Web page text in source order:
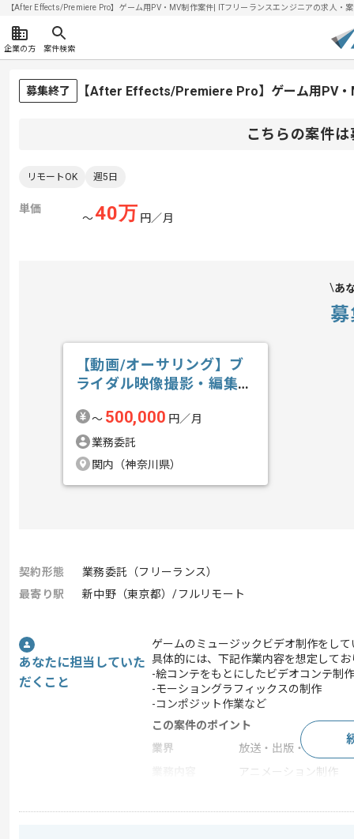
【After Effects/Premiere Pro】ゲーム用PV・MV制作案件| ITフリーランスエンジニアの求人
企業の方 案件検索
募集終了 【After Effects/Premiere Pro】ゲーム用PV・
こちらの案件
リモートOK 週5日
単価
〜40万 円／月
あ
【動画/オーサリング】ブ
ライダル映像撮影・編集の
〜 500,000 円／月
業務委託
関内（神奈川県）
契約形態
業務委託（フリーランス）
最寄り駅
新中野（東京都）/フルリモート
あなたに担当していた
だくこと
ゲームのミュージックビデオ制作をし
具体的には、下記作業内容を想定してお
-絵コンテをもとにしたビデオコンテ制作
-モーショングラフィックスの制作
-コンポジット作業など
この案件のポイント
業界
放送・出版・音楽・芸
アニメーション制作